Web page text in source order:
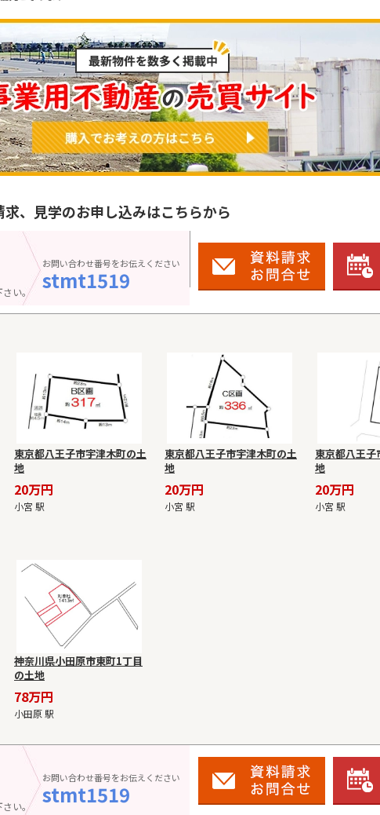
、見学のお申し込みはこちらから
さい。
お問い合わせ番号をお伝えください
stmt1519
こちらの物件を見たお客様はこん
お気に入り物件
東京都八王子市宇津木町の土
地
20万円
小宮 駅
東京都八王子市宇津木町の土
地
20万円
小宮 駅
東京都八王
地
20万円
小宮 駅
神奈川県小田原市東町1丁目
の土地
78万円
小田原 駅
さい。
お問い合わせ番号をお伝えください
stmt1519